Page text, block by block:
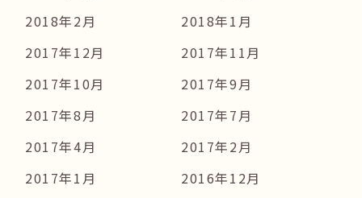
2018年2月
2018年1月
2017年12月
2017年11月
2017年10月
2017年9月
2017年8月
2017年7月
2017年4月
2017年2月
2017年1月
2016年12月